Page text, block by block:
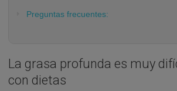
Preguntas frecuentes:
La grasa profunda es muy
con dietas